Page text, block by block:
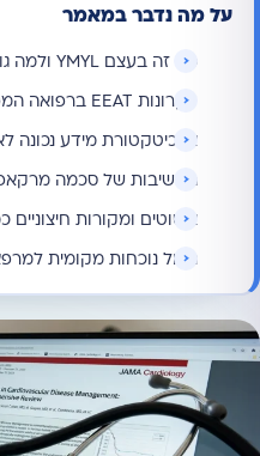
על מה נדבר במאמר
מה זה בעצם YMYL ולמה גוגל כל כך מחמירה
עקרונות EEAT ברפואה המפתח ללב של האלגוריתם
ארכיטקטורת מידע נכונה
החשיבות של סכמה מרקאפ
ציטוטים ומקורות חיצוניים
ניהול נוכחות מקומית